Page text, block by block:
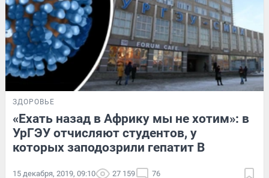
ЗДОРОВЬЕ
«Ехать назад в Африку мы не хотим»: в
УрГЭУ отчисляют студентов, у
которых заподозрили гепатит В
15 декабря, 2019, 09:10 27 159 76